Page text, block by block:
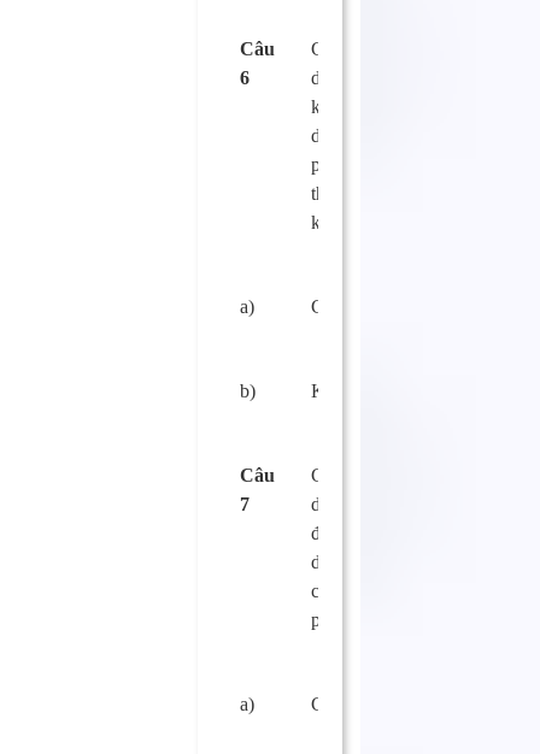
Câu
6
Có được phép sử
dụng nguyên liệu
không thuộc loại
dùng cho thực
phẩm để chế biến
thực phẩm hay
không?
a) Có.
b) Không.
Câu
7
Có được phép sử
dụng nguyên liệu
đã quá thời hạn sử
dụng để sản xuất,
chế biến thực
phẩm hay không?
a) Có.